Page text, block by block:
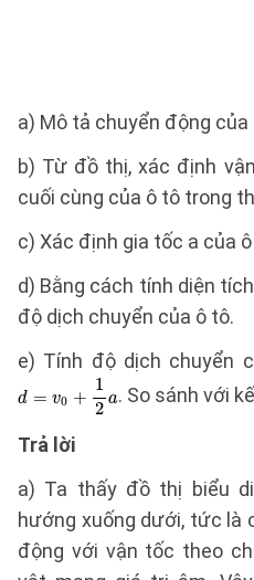
a) Mô tả chuyển động của
b) Từ đồ thị, xác định
cuối cùng của ô tô trong
c) Xác định gia tốc a của
d) Bằng cách tính diện
độ dịch chuyển của ô tô.
e) Tính độ dịch chuyển
. So sánh với
Trả lời
a) Ta thấy đồ thị biểu
hướng xuống dưới, tức là
động với vận tốc theo